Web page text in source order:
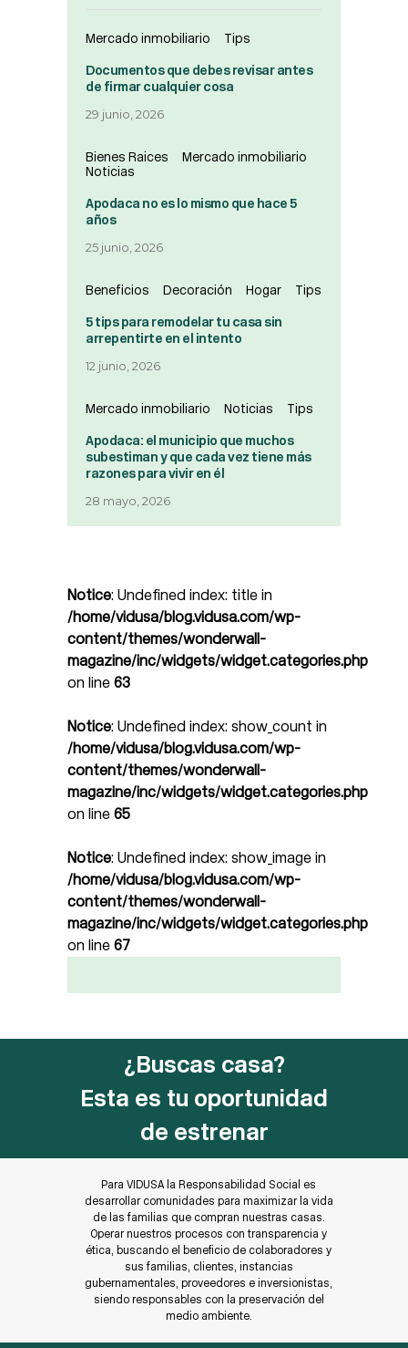
Mercado inmobiliario Tips
Documentos que debes revisar antes
de firmar cualquier cosa
29 junio, 2026
Bienes Raices
Mercado inmobiliario
Noticias
Apodaca no es lo mismo que hace 5
años
25 junio, 2026
Beneficios Decoración Hogar Tips
5 tips para remodelar tu casa sin
arrepentirte en el intento
12 junio, 2026
Mercado inmobiliario Noticias Tips
Apodaca: el municipio que muchos
subestiman y que cada vez tiene más
razones para vivir en él
28 mayo, 2026
Notice: Undefined index: title in
/home/vidusa/blog.vidusa.com/wp-
content/themes/wonderwall-
magazine/inc/widgets/widget.categories.php
on line 63
Notice: Undefined index: show_count in
/home/vidusa/blog.vidusa.com/wp-
content/themes/wonderwall-
magazine/inc/widgets/widget.categories.php
on line 65
Notice: Undefined index: show_image in
/home/vidusa/blog.vidusa.com/wp-
content/themes/wonderwall-
magazine/inc/widgets/widget.categories.php
on line 67
¿Buscas casa?
Esta es tu oportunidad
de estrenar
Para VIDUSA la Responsabilidad Social es
desarrollar comunidades para maximizar la vida
de las familias que compran nuestras casas.
Operar nuestros procesos con transparencia y
ética, buscando el beneficio de colaboradores y
sus familias, clientes, instancias
gubernamentales, proveedores e inversionistas,
siendo responsables con la preservación del
medio ambiente.